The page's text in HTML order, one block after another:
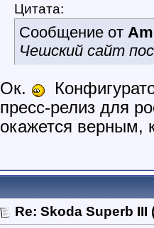
Цитата:
Сообщение от
Чешский сайт
Ок.
пресс-релиз для
окажется верным,
Re: Skoda Superb III